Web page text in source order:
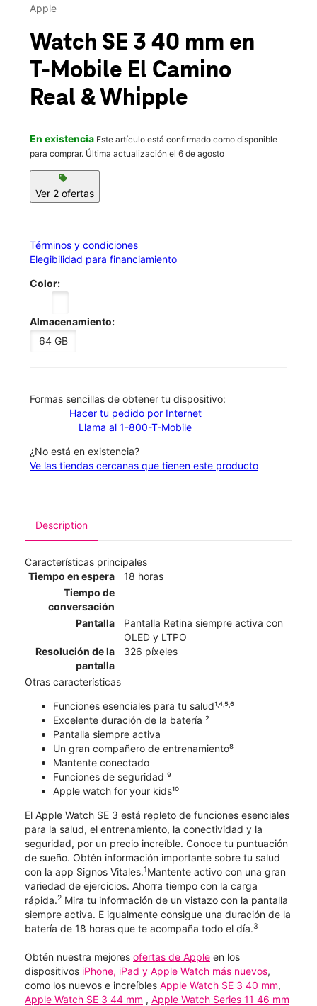
Mié.:
490 El Camino Real 130 Redwood City, CA 94062
Apple
Watch SE 3 40 mm en
T-Mobile El Camino
Real & Whipple
En existencia Este artículo está confirmado como disponible
para comprar. Última actualización el 6 de agosto
sell
Ver 2 ofertas
Términos y condiciones
Elegibilidad para financiamiento
Color:
Almacenamiento:
64 GB
​​​​​​​Formas sencillas de obtener tu dispositivo:
Hacer tu pedido por Internet
Llama al 1-800-T-Mobile
¿No está en existencia?
Ve las tiendas cercanas que tienen este producto
Description
Características principales
Tiempo en espera
18 horas
Tiempo de
conversación
Pantalla
Pantalla Retina siempre activa con
OLED y LTPO
Resolución de la
pantalla
326 píxeles
Otras características
Funciones esenciales para tu salud¹˒⁴˒⁵˒⁶
Excelente duración de la batería ²
Pantalla siempre activa
Un gran compañero de entrenamiento⁸
Mantente conectado
Funciones de seguridad ⁹
Apple watch for your kids¹⁰
El Apple Watch SE 3 está repleto de funciones esenciales
para la salud, el entrenamiento, la conectividad y la
seguridad, por un precio increíble. Conoce tu puntuación
de sueño. Obtén información importante sobre tu salud
con la app Signos Vitales.1Mantente activo con una gran
variedad de ejercicios. Ahorra tiempo con la carga
rápida.2 Mira tu información de un vistazo con la pantalla
siempre activa. E igualmente consigue una duración de la
batería de 18 horas que te acompaña todo el día.3
Obtén nuestra mejores ofertas de Apple en los
dispositivos iPhone, iPad y Apple Watch más nuevos,
como los nuevos e increíbles Apple Watch SE 3 40 mm,
Apple Watch SE 3 44 mm , Apple Watch Series 11 46 mm